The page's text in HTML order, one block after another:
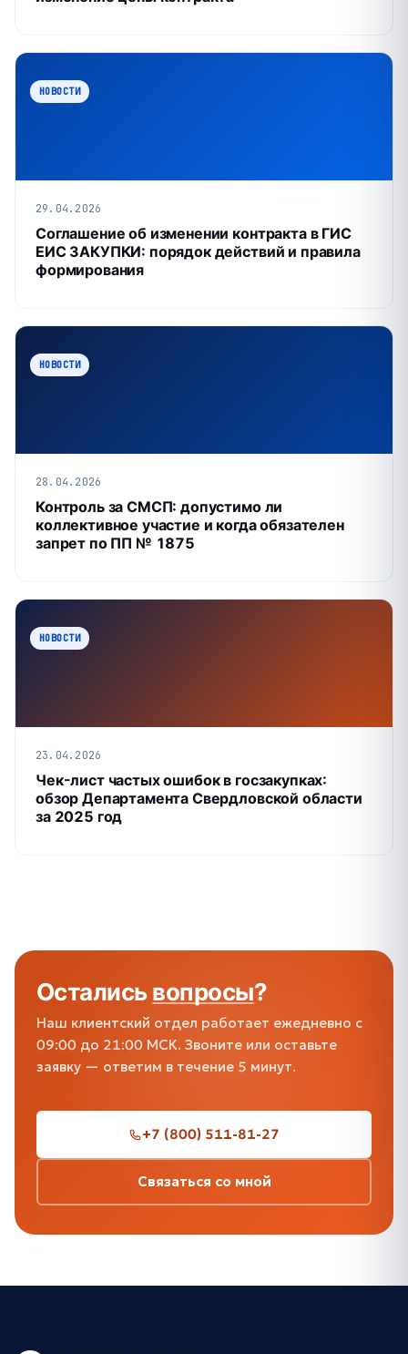
НОВОСТИ
29.04.2026
Соглашение об изменении контракта в ГИС
ЕИС ЗАКУПКИ: порядок действий и правила
формирования
НОВОСТИ
28.04.2026
Контроль за СМСП: допустимо ли
коллективное участие и когда обязателен
запрет по ПП № 1875
НОВОСТИ
23.04.2026
Чек-лист частых ошибок в госзакупках:
обзор Департамента Свердловской области
за 2025 год
Осталисьвопросы?
Наш клиентский отдел работает ежедневно с
09:00 до 21:00 МСК. Звоните или оставьте
заявку — ответим в течение 5 минут.
+7 (800) 511-81-27
Связаться со мной